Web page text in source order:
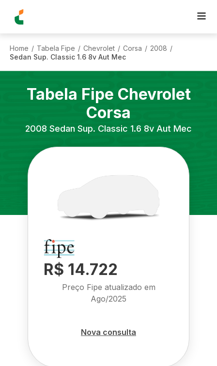
Home / Tabela Fipe / Chevrolet / Corsa / 2008 /
Sedan Sup. Classic 1.6 8v Aut Mec
Tabela Fipe Chevrolet
Corsa
2008 Sedan Sup. Classic 1.6 8v Aut Mec
R$ 14.722
Preço Fipe atualizado em
Ago/2025
Nova consulta